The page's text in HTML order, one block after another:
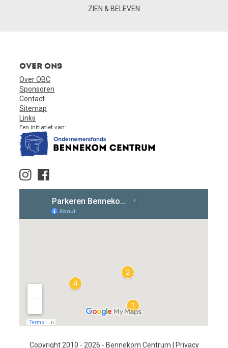
ZIEN & BELEVEN
Over ons
Over OBC
Sponsoren
Contact
Sitemap
Links
Een initiatief van:
Copyright 2010 - 2026 - Bennekom Centrum | Privacy